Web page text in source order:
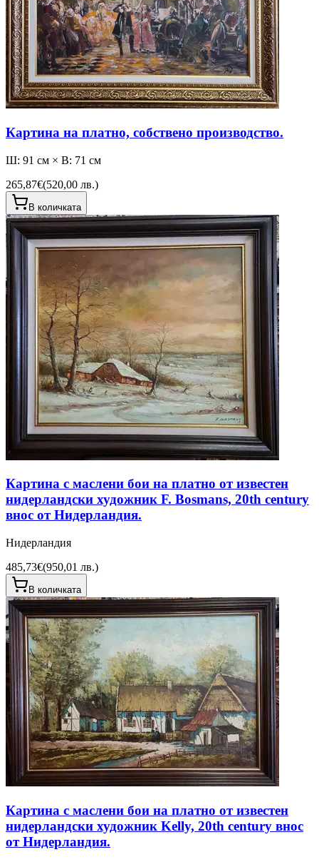
Картина на платно, собствено производство.
Ш: 91 см × В: 71 см
265,87€(520,00 лв.)
В количката
Картина с маслени бои на платно от известен
нидерландски художник F. Bosmans, 20th century
внос от Нидерландия.
Нидерландия
485,73€(950,01 лв.)
В количката
Картина с маслени бои на платно от известен
нидерландски художник Kelly, 20th century внос
от Нидерландия.